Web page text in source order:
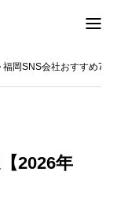
福岡SNS会社おすすめ7
2026年